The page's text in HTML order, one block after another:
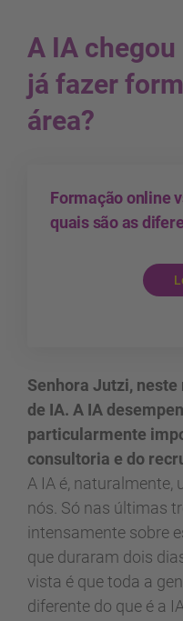
A IA
já fazer
área?
Formação online
quais são as
Senhora Jutzi,
de IA. A IA
particularmente
consultoria e do
A IA é,
nós. Só nas últimas
intensamente sobre
que duraram dois
vista é que toda a
diferente do que é a